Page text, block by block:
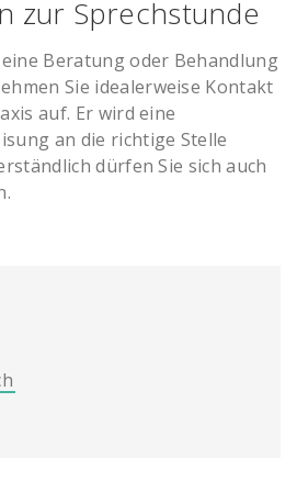
zur Sprechstunde
Beratung oder Behandlung
Sie idealerweise Kontakt
auf. Er wird eine
an die richtige Stelle
dürfen Sie sich auch